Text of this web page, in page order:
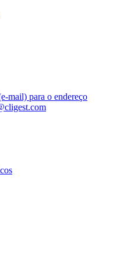
mail) para o endereço